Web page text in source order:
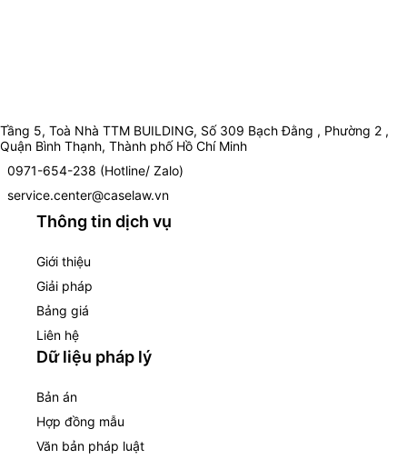
Tầng 5, Toà Nhà TTM BUILDING, Số 309 Bạch Đằng , Phường 2 ,
Quận Bình Thạnh, Thành phố Hồ Chí Minh
0971-654-238 (Hotline/ Zalo)
service.center@caselaw.vn
Thông tin dịch vụ
Giới thiệu
Giải pháp
Bảng giá
Liên hệ
Dữ liệu pháp lý
Bản án
Hợp đồng mẫu
Văn bản pháp luật